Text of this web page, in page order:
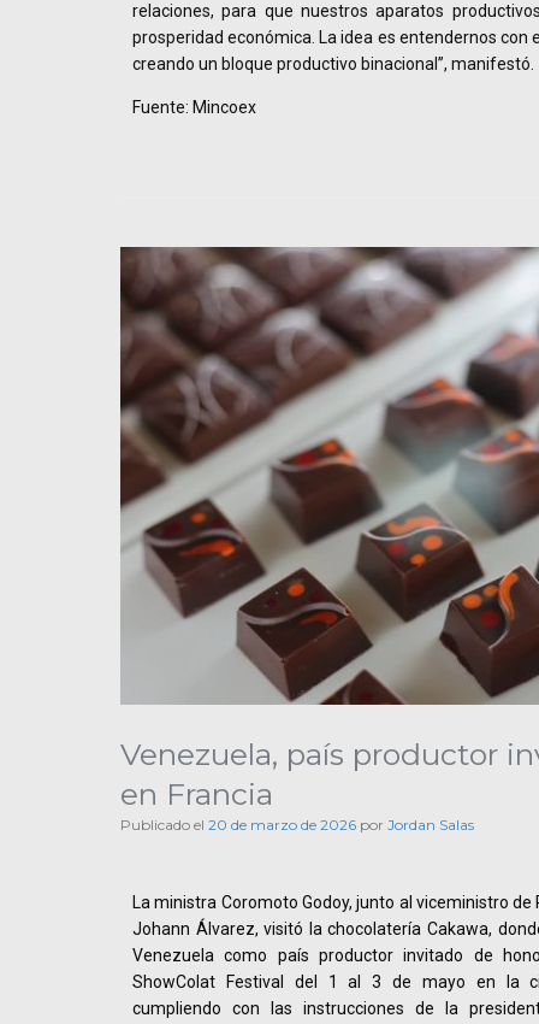
relaciones, para que nuestros aparatos
prosperidad económica. La idea es entendernos
creando un bloque productivo binacional”, manifestó.
Fuente: Mincoex
Venezuela, país productor
en Francia
Publicado el 20 de marzo de 2026 por Jordan Salas
La ministra Coromoto Godoy, junto al viceministro
Johann Álvarez, visitó la chocolatería Cakawa,
Venezuela como país productor invitado de
ShowColat Festival del 1 al 3 de mayo en la
cumpliendo con las instrucciones de la